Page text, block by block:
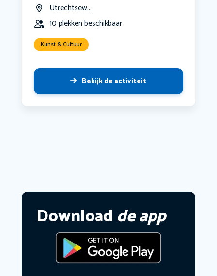
Utrechtsew...
10 plekken beschikbaar
Kunst & Cultuur
Bekijk de activiteit
Download de app